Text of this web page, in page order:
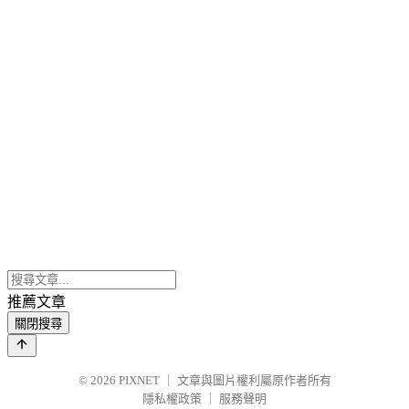
推薦文章
關閉搜尋
© 2026 PIXNET
文章與圖片權利屬原作者所有
隱私權政策
服務聲明